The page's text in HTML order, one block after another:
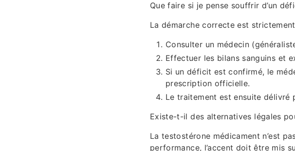
Que faire si je pense souffrir d’un
La démarche correcte est
Consulter un médecin
Effectuer les bilans sanguins et
Si un déficit est confirmé, le
prescription officielle.
Le traitement est ensuite délivré
Existe-t-il des alternatives légales
La testostérone médicament n’est
performance, l’accent doit être mis